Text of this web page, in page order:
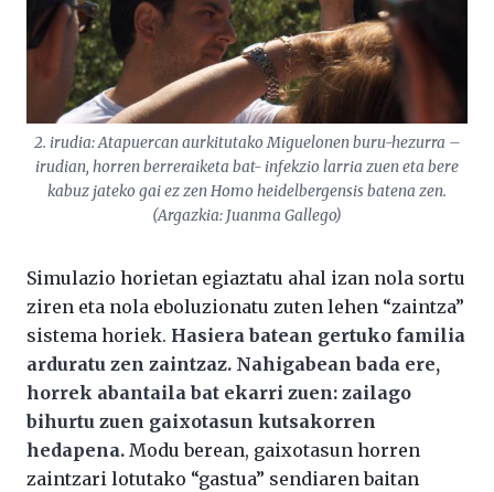
2. irudia: Atapuercan aurkitutako Miguelonen buru-hezurra –
irudian, horren berreraiketa bat- infekzio larria zuen eta bere
kabuz jateko gai ez zen Homo heidelbergensis batena zen.
(Argazkia: Juanma Gallego)
Simulazio horietan egiaztatu ahal izan nola sortu
ziren eta nola eboluzionatu zuten lehen “zaintza”
sistema horiek. Hasiera batean gertuko familia
arduratu zen zaintzaz. Nahigabean bada ere,
horrek abantaila bat ekarri zuen: zailago
bihurtu zuen gaixotasun kutsakorren
hedapena. Modu berean, gaixotasun horren
zaintzari lotutako “gastua” sendiaren baitan